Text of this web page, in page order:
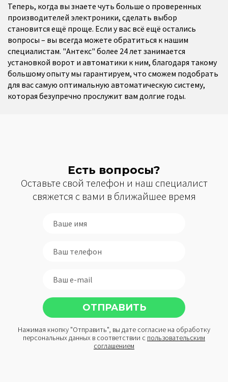
Теперь, когда вы знаете чуть больше о проверенных
производителей электроники, сделать выбор
становится ещё проще. Если у вас всё ещё остались
вопросы – вы всегда можете обратиться к нашим
специалистам. "Антекс" более 24 лет занимается
установкой ворот и автоматики к ним, благодаря такому
большому опыту мы гарантируем, что сможем подобрать
для вас самую оптимальную автоматическую систему,
которая безупречно прослужит вам долгие годы.
Есть вопросы?
Оставьте свой телефон и наш специалист
свяжется с вами в ближайшее время
Нажимая кнопку "Отправить", вы дате согласие на обработку
персональных данных в соответствии с пользовательским
соглашением